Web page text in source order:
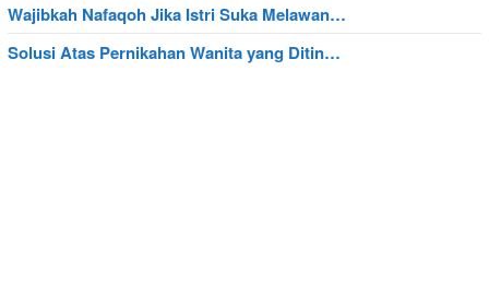
Wajibkah Nafaqoh Jika Istri Suka Melawan…
Solusi Atas Pernikahan Wanita yang Ditin…